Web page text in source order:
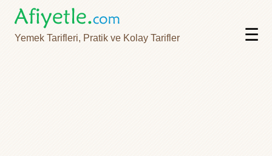
Yemek Tarifleri, Pratik ve Kolay Tarifler ☰